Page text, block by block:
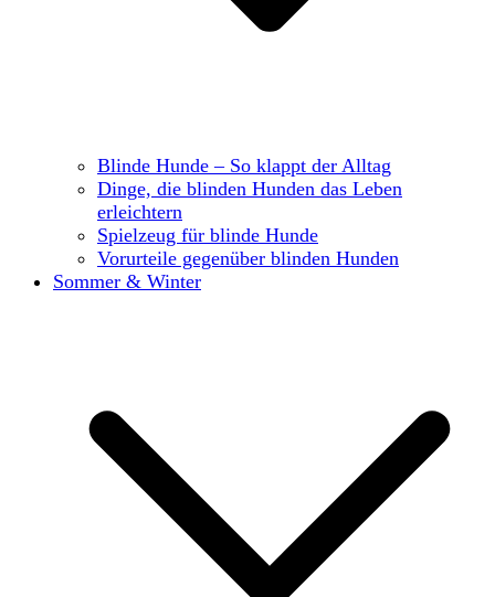
Blinde Hunde – So klappt der Alltag
Dinge, die blinden Hunden das Leben
erleichtern
Spielzeug für blinde Hunde
Vorurteile gegenüber blinden Hunden
Sommer & Winter